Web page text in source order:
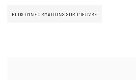
PLUS D'INFORMATIONS SUR L'ŒUVRE